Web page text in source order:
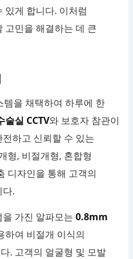
있게 합니다. 이처럼
고민을 해결하는 데 큰
을 채택하여 하루에 한
술실 CCTV와 보호자 참관이
하고 신뢰할 수 있는
형, 비절개형, 혼합형
디자인을 통해 고객의
.
을 가진 알파모는0.8mm
하여 비절개 이식의
. 고객의 얼굴형 및 모발